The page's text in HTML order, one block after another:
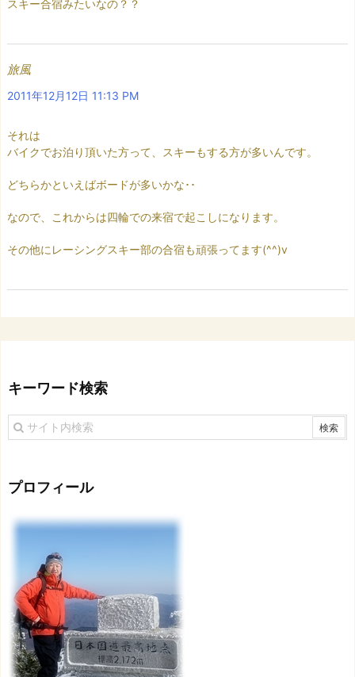
スキー合宿みたいなの？？
旅風
2011年12月12日 11:13 PM
それは
バイクでお泊り頂いた方って、スキーもする方が多いんです。
どちらかといえばボードが多いかな･･
なので、これからは四輪での来宿で起こしになります。
その他にレーシングスキー部の合宿も頑張ってます(^^)v
キーワード検索
プロフィール